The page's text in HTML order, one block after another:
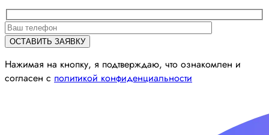
Нажимая на кнопку, я подтверждаю, что ознакомлен и
согласен с политикой конфиденциальности